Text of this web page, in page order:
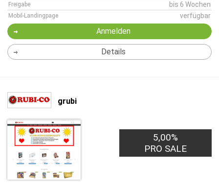
Freigabe bis 6 Wochen
Mobil-Landingpage verfügbar
Anmelden
Details
grubi
5,00%
PRO SALE